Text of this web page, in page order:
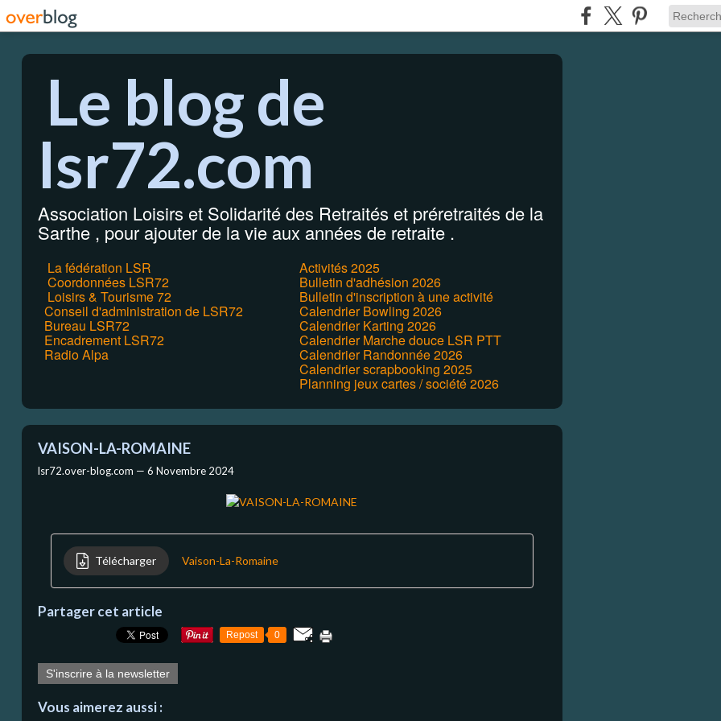
Le blog de
lsr72.com
Association Loisirs et Solidarité des Retraités et préretraités de la
Sarthe , pour ajouter de la vie aux années de retraite .
La fédération LSR
Coordonnées LSR72
Loisirs & Tourisme 72
Conseil d'administration de LSR72
Bureau LSR72
Encadrement LSR72
Radio Alpa
Activités 2025
Bulletin d'adhésion 2026
Bulletin d'inscription à une activité
Calendrier Bowling 2026
Calendrier Karting 2026
Calendrier Marche douce LSR PTT
Calendrier Randonnée 2026
Calendrier scrapbooking 2025
Planning jeux cartes / société 2026
VAISON-LA-ROMAINE
lsr72.over-blog.com — 6 Novembre 2024
Télécharger Vaison-La-Romaine
Partager cet article
Repost 0
S'inscrire à la newsletter
Vous aimerez aussi :